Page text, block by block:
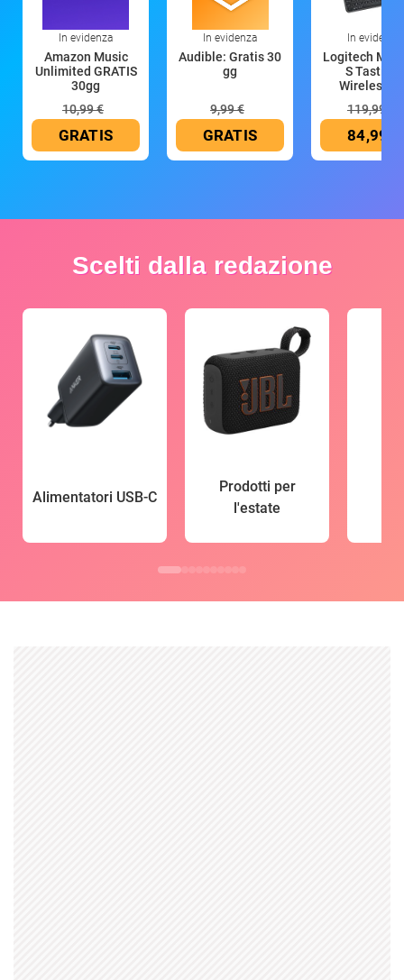
In evidenza
Amazon Music
Unlimited GRATIS
30gg
10,99 €
GRATIS
In evidenza
Audible: Gratis 30
gg
9,99 €
GRATIS
In evidenza
Logitech MX
S Tastiera
Wireless
119,99 €
84,99 €
Scelti dalla redazione
Alimentatori USB-C
Prodotti per
l'estate